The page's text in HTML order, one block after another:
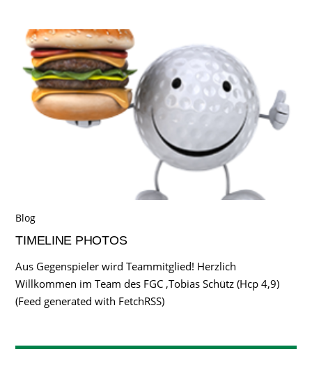
Blog
TIMELINE PHOTOS
Aus Gegenspieler wird Teammitglied! Herzlich
Willkommen im Team des FGC ,Tobias Schütz (Hcp 4,9)
(Feed generated with FetchRSS)